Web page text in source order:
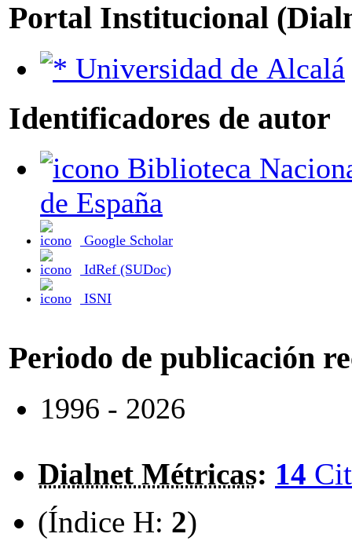
Portal Institucional
Universidad de Alcalá
Identificadores de autor
de España
Google Scholar
IdRef (SUDoc)
ISNI
Periodo de publicación
1996 - 2026
Dialnet Métricas: 14
(Índice H: 2)